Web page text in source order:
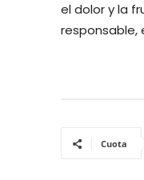
el dolor y la
responsable,
Cuota